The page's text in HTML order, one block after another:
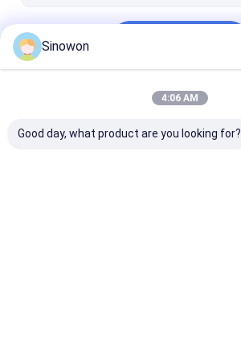
Sinowon
4:06 AM
Good day, what product are you looking for?